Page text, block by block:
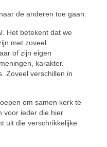
de anderen toe gaan.
Het betekent dat we
met zoveel
of zijn eigen
karakter.
Zoveel verschillen in
om samen kerk te
voor ieder die hier
uit die verschrikkelijke